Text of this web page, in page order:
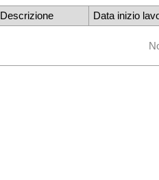
Descrizione Data inizio